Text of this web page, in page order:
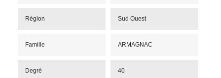
Région Sud Ouest
Famille ARMAGNAC
Degré 40